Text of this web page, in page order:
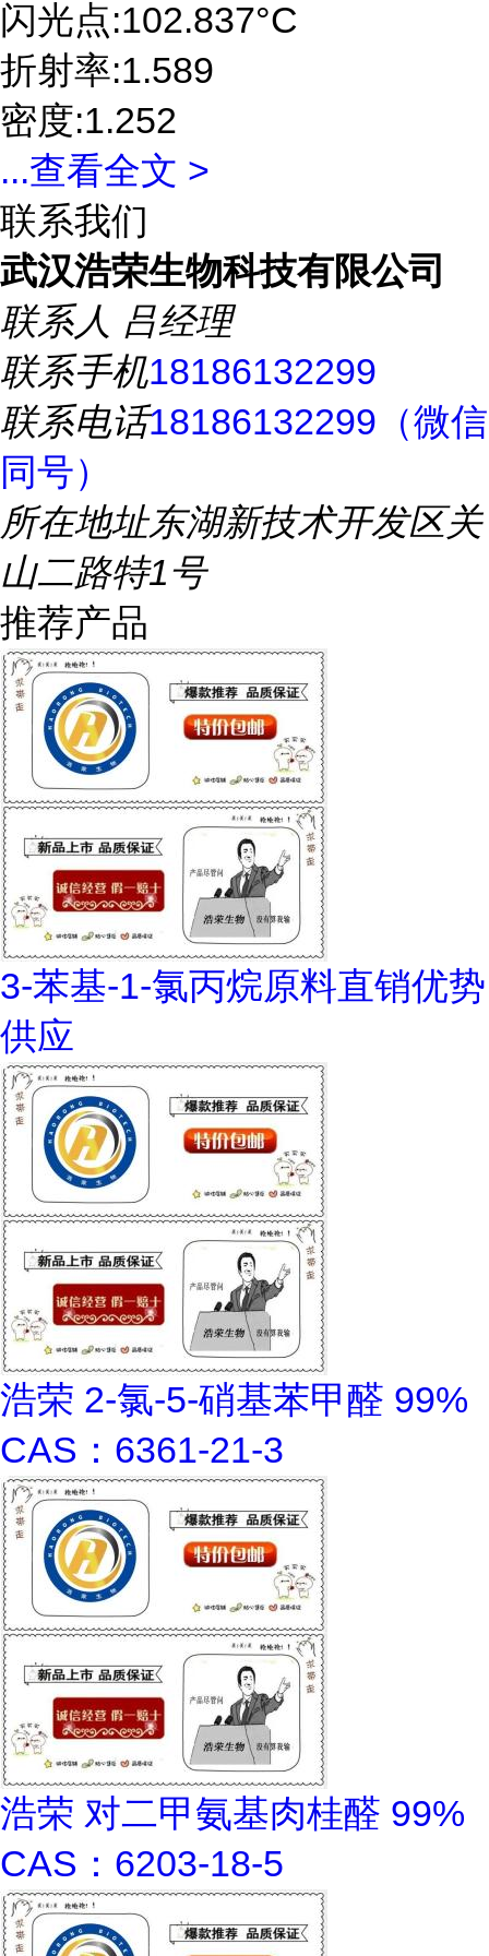
闪光点:102.837°C
折射率:1.589
密度:1.252
...查看全文 >
联系我们
武汉浩荣生物科技有限公司
联系人 吕经理
联系手机18186132299
联系电话18186132299（微信
同号）
所在地址东湖新技术开发区关
山二路特1号
推荐产品
3-苯基-1-氯丙烷原料直销优势
供应
浩荣 2-氯-5-硝基苯甲醛 99%
CAS：6361-21-3
浩荣 对二甲氨基肉桂醛 99%
CAS：6203-18-5